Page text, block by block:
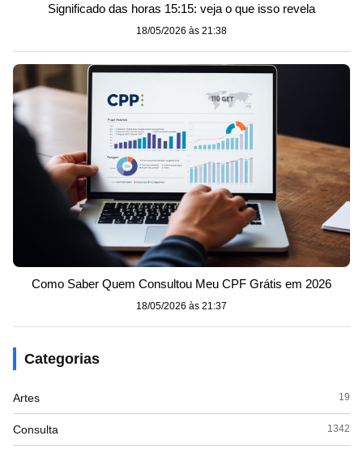
Significado das horas 15:15: veja o que isso revela
18/05/2026 às 21:38
Como Saber Quem Consultou Meu CPF Grátis em 2026
18/05/2026 às 21:37
Categorias
Artes 19
Consulta 1342